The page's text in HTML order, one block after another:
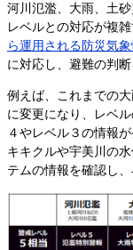
河川氾濫、大雨、土
レベルとの対応が複
ら運用される防災気
に対応し、避難の判
例えば、これまでの
に変更になり、レベ
４やレベル３の情報
キキクルや宇美川の
テムの情報を確認し